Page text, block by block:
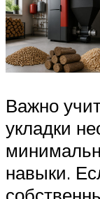
Важно
укладки
навыки.